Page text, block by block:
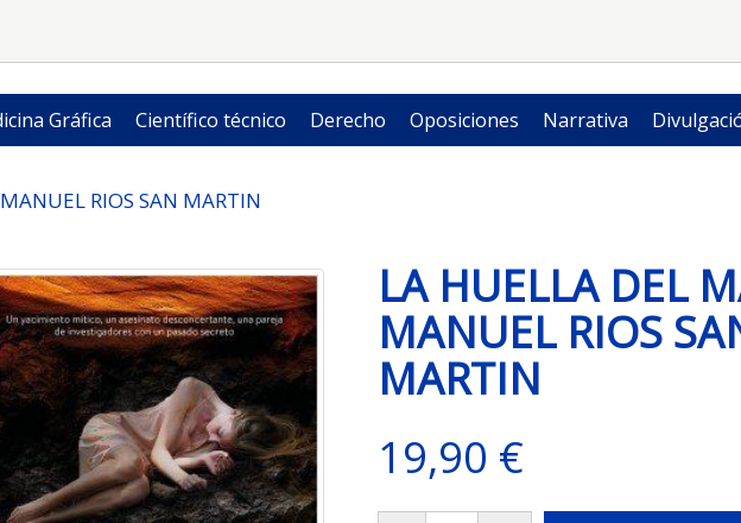
Gráfica Científico técnico Derecho Oposiciones Narrativa
RIOS SAN MARTIN
LA HUELLA DEL
MANUEL RIOS
MARTIN
19,90 €